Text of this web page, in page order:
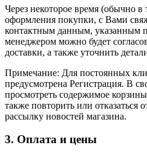
Через некоторое время (обычно в
оформления покупки, с Вами
контактным данным, указанным
менеджером можно будет
доставки, а также уточнить
Примечание: Для постоянных
предусмотрена Регистрация. В
просмотреть содержимое
также повторить или отказаться
рассылку новостей магазина.
3. Оплата и цены